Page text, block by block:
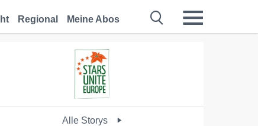
Regional Meine Abos
Alle Storys